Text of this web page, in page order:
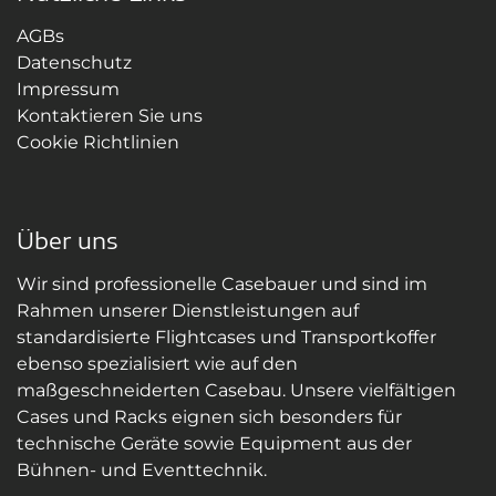
AGBs
Datenschutz
Impressum
Kontaktieren Sie uns
Cookie Richtlinien
Über uns
Wir sind professionelle Casebauer und sind im
Rahmen unserer Dienstleistungen auf
standardisierte Flightcases und Transportkoffer
ebenso spezialisiert wie auf den
maßgeschneiderten Casebau. Unsere vielfältigen
Cases und Racks eignen sich besonders für
technische Geräte sowie Equipment aus der
Bühnen- und Eventtechnik.